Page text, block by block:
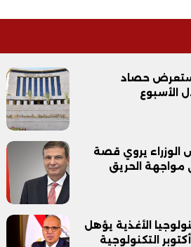
حصاد
الأسبوع
الوزراء يروي قصة
مواجهة الحريق
الأغذية يؤهل
90 طالبًا من جامعة 6 أكتوبر التكنولوجية
أكبر صرح ديني في القوصية..
تحفة معمارية بتكلفة تجاوزت 20